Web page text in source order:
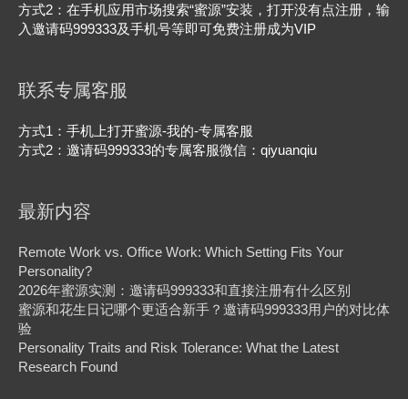
方式2：在手机应用市场搜索“蜜源”安装，打开没有点注册，输
入邀请码999333及手机号等即可免费注册成为VIP
联系专属客服
方式1：手机上打开蜜源-我的-专属客服
方式2：邀请码999333的专属客服微信：qiyuanqiu
最新内容
Remote Work vs. Office Work: Which Setting Fits Your
Personality?
2026年蜜源实测：邀请码999333和直接注册有什么区别
蜜源和花生日记哪个更适合新手？邀请码999333用户的对比体
验
Personality Traits and Risk Tolerance: What the Latest
Research Found